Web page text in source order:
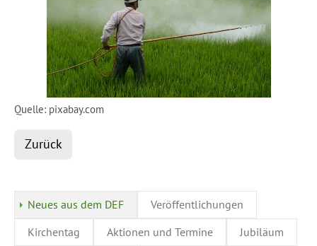
Quelle: pixabay.com
Zurück
Neues aus dem DEF
Veröffentlichungen
Kirchentag
Aktionen und Termine
Jubiläum